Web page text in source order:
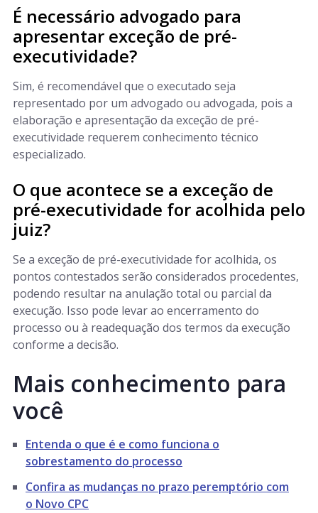
É necessário advogado para
apresentar exceção de pré-
executividade?
Sim, é recomendável que o executado seja
representado por um advogado ou advogada, pois a
elaboração e apresentação da exceção de pré-
executividade requerem conhecimento técnico
especializado.
O que acontece se a exceção de
pré-executividade for acolhida pelo
juiz?
Se a exceção de pré-executividade for acolhida, os
pontos contestados serão considerados procedentes,
podendo resultar na anulação total ou parcial da
execução. Isso pode levar ao encerramento do
processo ou à readequação dos termos da execução
conforme a decisão.
Mais conhecimento para
você
Entenda o que é e como funciona o
sobrestamento do processo
Confira as mudanças no prazo peremptório com
o Novo CPC